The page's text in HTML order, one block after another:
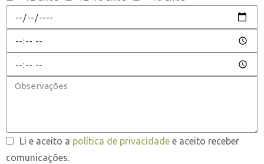
Li e aceito a política de privacidade e aceito receber
comunicações.